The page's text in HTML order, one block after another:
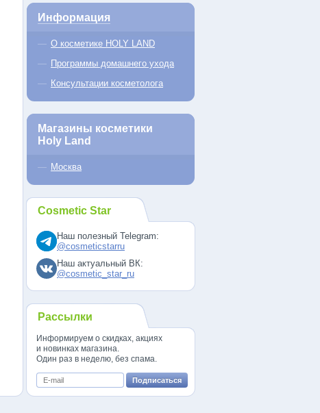
Информация
О косметике HOLY LAND
Программы домашнего ухода
Консультации косметолога
Магазины косметики
Holy Land
Москва
Cosmetic Star
Наш полезный Telegram:
@cosmeticstarru
Наш актуальный ВК:
@cosmetic_star_ru
Рассылки
Информируем о скидках, акциях
и новинках магазина.
Один раз в неделю, без спама.